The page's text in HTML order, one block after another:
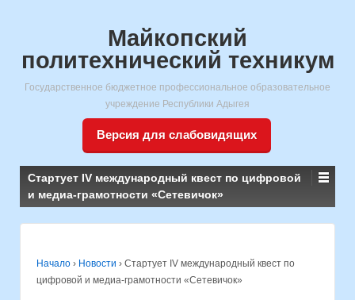
Майкопский
политехнический техникум
Государственное бюджетное профессиональное образовательное
учреждение Республики Адыгея
Версия для слабовидящих
Стартует IV международный квест по цифровой
и медиа-грамотности «Сетевичок»
Начало › Новости › Стартует IV международный квест по
цифровой и медиа-грамотности «Сетевичок»